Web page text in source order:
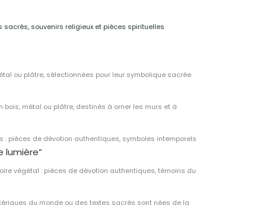
sacrés, souvenirs religieux et pièces spirituelles
ou plâtre, sélectionnées pour leur symbolique sacrée
bois, métal ou plâtre, destinés à orner les murs et à
: pièces de dévotion authentiques, symboles intemporels
végétal : pièces de dévotion authentiques, témoins du
du monde ou des textes sacrés sont nées de la
lumière”